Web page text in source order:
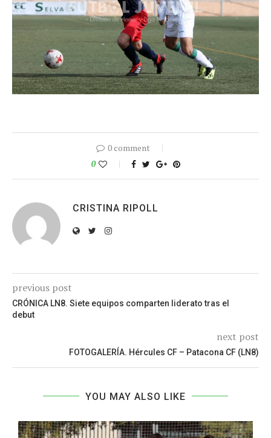
0 comment
0
CRISTINA RIPOLL
previous post
CRÓNICA LN8. Siete equipos comparten liderato tras el
debut
next post
FOTOGALERÍA. Hércules CF – Patacona CF (LN8)
YOU MAY ALSO LIKE